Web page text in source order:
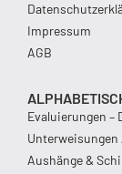
Impressum
AGB
Evaluierungen –
Aushänge &